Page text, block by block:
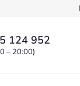
124 952
– 20:00)